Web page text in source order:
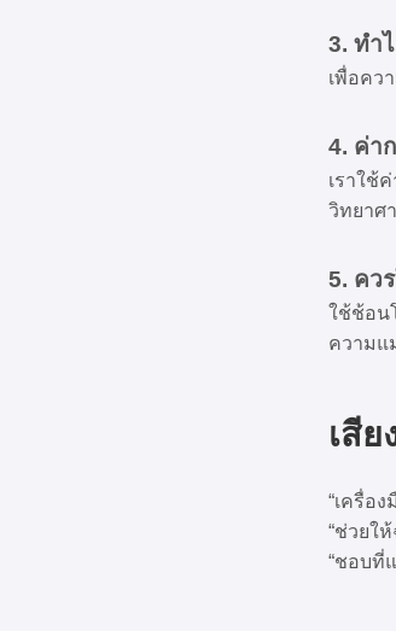
3. ทำ
เพื่อคว
4. ค่า
เราใช้
วิทยาศ
5. คว
ใช้ช้อน
ความแ
เสี
“เครื่อ
“ช่วยใ
“ชอบที่